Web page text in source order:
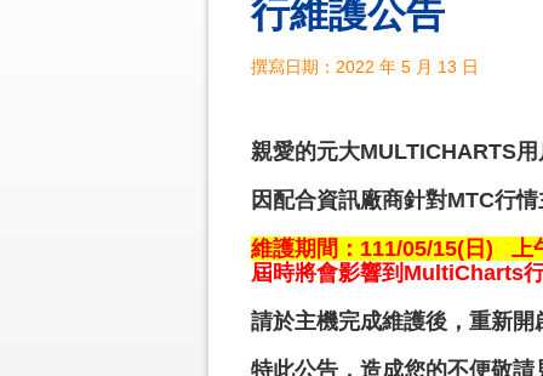
行維護公告
撰寫日期：2022 年 5 月 13 日
親愛的元大MULTICHARTS
因配合資訊廠商針對MTC行
維護期間：111/05/15(日) 上
屆時將會影響到MultiCharts
請於主機完成維護後，重新開
特此公告，造成您的不便敬請